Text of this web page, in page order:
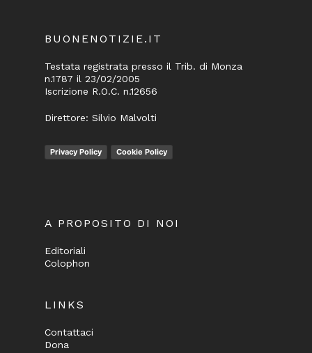
BUONENOTIZIE.IT
Testata registrata presso il Trib. di Monza
n.1787 il 23/02/2005
Iscrizione R.O.C. n.12656
Direttore: Silvio Malvolti
Privacy Policy Cookie Policy
A PROPOSITO DI NOI
Editoriali
Colophon
LINKS
Contattaci
Dona